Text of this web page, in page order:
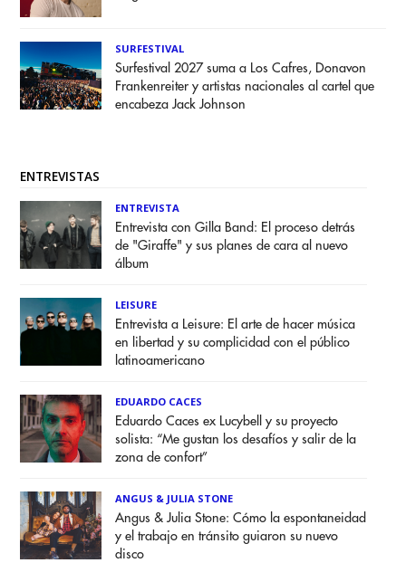
SURFESTIVAL
Surfestival 2027 suma a Los Cafres, Donavon
Frankenreiter y artistas nacionales al cartel que
encabeza Jack Johnson
ENTREVISTAS
ENTREVISTA
Entrevista con Gilla Band: El proceso detrás
de "Giraffe" y sus planes de cara al nuevo
álbum
LEISURE
Entrevista a Leisure: El arte de hacer música
en libertad y su complicidad con el público
latinoamericano
EDUARDO CACES
Eduardo Caces ex Lucybell y su proyecto
solista: “Me gustan los desafíos y salir de la
zona de confort”
ANGUS & JULIA STONE
Angus & Julia Stone: Cómo la espontaneidad
y el trabajo en tránsito guiaron su nuevo
disco